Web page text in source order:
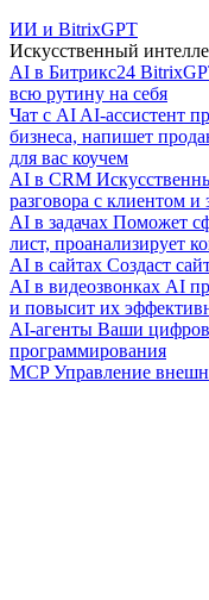
ИИ и BitrixGPT
Искусственный
AI в Битрикс24
всю рутину на себя
Чат с AI AI-ассистент
бизнеса, напишет
для вас коучем
AI в CRM
разговора с клиентом
AI в задачах Поможет
лист, проанализирует
AI в сайтах Создаст
AI в видеозвонках AI
и повысит их
AI-агенты Ваши
программирования
MCP Управление